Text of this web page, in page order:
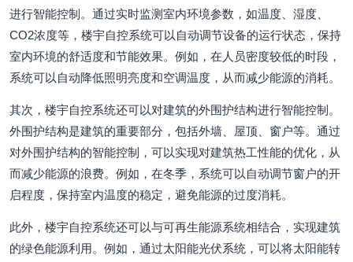
进行智能控制。通过实时监测室内环境参数，如温度、湿度、
CO2浓度等，楼宇自控系统可以自动调节设备的运行状态，保持
室内环境的舒适度和节能效果。例如，在人员密度较低的时段，
系统可以自动降低照明亮度和空调温度，从而减少能源的消耗。
其次，楼宇自控系统还可以对建筑的外围护结构进行智能控制。
外围护结构是建筑的重要部分，包括外墙、屋顶、窗户等。通过
对外围护结构的智能控制，可以实现对建筑热工性能的优化，从
而减少能源的浪费。例如，在冬季，系统可以自动调节窗户的开
启程度，保持室内温度的稳定，避免能源的过度消耗。
此外，楼宇自控系统还可以与可再生能源系统相结合，实现建筑
的绿色能源利用。例如，通过太阳能光伏系统，可以将太阳能转